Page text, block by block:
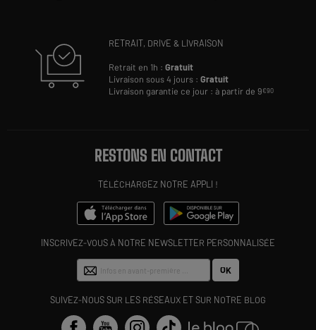
RETRAIT, DRIVE & LIVRAISON
Retrait en 1h :Gratuit
Livraison sous 4 jours :Gratuit
Livraison garantie ce jour : à partir de 9€90
RESTONS EN CONTACT
TÉLÉCHARGEZ NOTRE APPLI !
INSCRIVEZ-VOUS À NOTRE NEWSLETTER PERSONNALISÉE
OK
SUIVEZ-NOUS SUR LES RÉSEAUX ET SUR NOTRE BLOG